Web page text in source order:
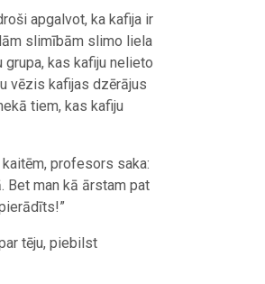
apgalvot, ka kafija ir
slimībām slimo liela
kas kafiju nelieto
vēzis kafijas dzērājus
tiem, kas kafiju
profesors saka:
Bet man kā ārstam pat
tēju, piebilst